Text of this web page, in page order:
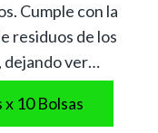
Cumple con la
residuos de los
dejando ver…
x 10 Bolsas